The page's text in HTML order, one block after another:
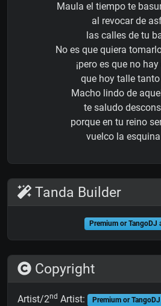
Maula el tiempo te
al revocar de
las calles de tu
No es que quiera
¡pero es que no
que hoy talle
Macho lindo de
te saludo
porque en tu reino
vuelco la
Tanda Builder
Premium or TangoDJ
Copyright
Artist/2nd Artist: Premium or